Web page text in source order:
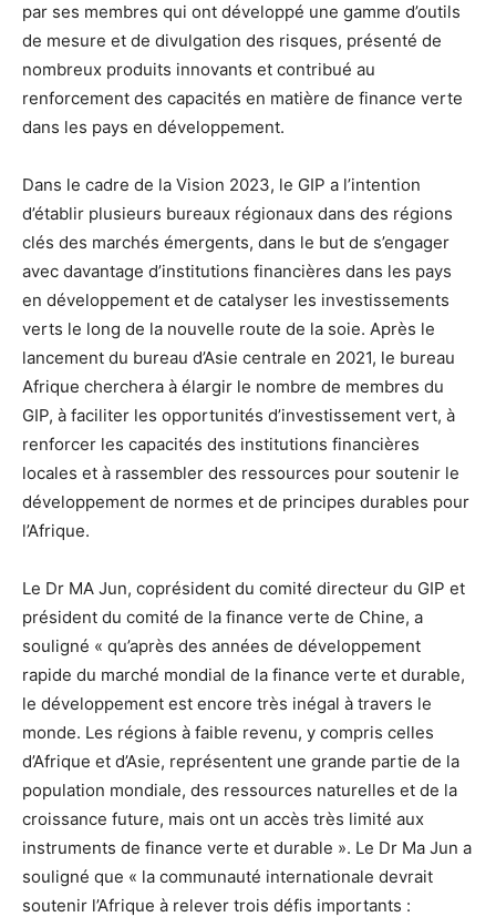
par ses membres qui ont développé une gamme d’outils
de mesure et de divulgation des risques, présenté de
nombreux produits innovants et contribué au
renforcement des capacités en matière de finance verte
dans les pays en développement.
Dans le cadre de la Vision 2023, le GIP a l’intention
d’établir plusieurs bureaux régionaux dans des régions
clés des marchés émergents, dans le but de s’engager
avec davantage d’institutions financières dans les pays
en développement et de catalyser les investissements
verts le long de la nouvelle route de la soie. Après le
lancement du bureau d’Asie centrale en 2021, le bureau
Afrique cherchera à élargir le nombre de membres du
GIP, à faciliter les opportunités d’investissement vert, à
renforcer les capacités des institutions financières
locales et à rassembler des ressources pour soutenir le
développement de normes et de principes durables pour
l’Afrique.
Le Dr MA Jun, coprésident du comité directeur du GIP et
président du comité de la finance verte de Chine, a
souligné « qu’après des années de développement
rapide du marché mondial de la finance verte et durable,
le développement est encore très inégal à travers le
monde. Les régions à faible revenu, y compris celles
d’Afrique et d’Asie, représentent une grande partie de la
population mondiale, des ressources naturelles et de la
croissance future, mais ont un accès très limité aux
instruments de finance verte et durable ». Le Dr Ma Jun a
souligné que « la communauté internationale devrait
soutenir l’Afrique à relever trois défis importants :